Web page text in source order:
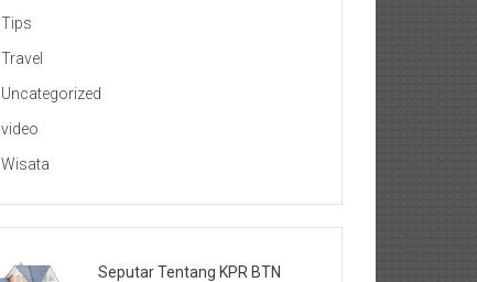
Tips
Travel
Uncategorized
video
Wisata
Seputar Tentang KPR BTN